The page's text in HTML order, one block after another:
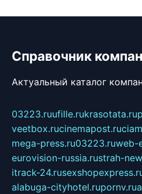
Справочник
Актуальный каталог
03223.ruufille.rukrasotata.ru
veetbox.rucinemapost.ru
mega-press.ru03223.ruweb-
eurovision-russia.rustrah-
itrack-24.ru
alabuga-cityhotel.rupornv.ru